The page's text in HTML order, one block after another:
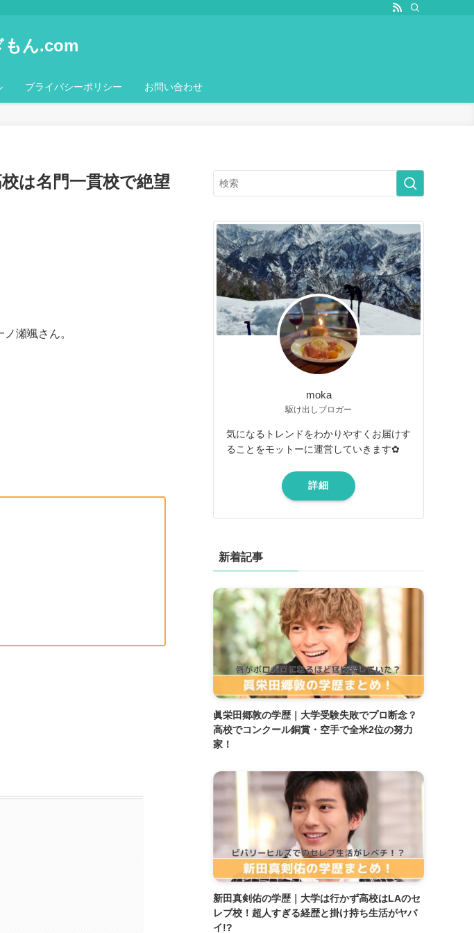
もん.com
プライバシーポリシー お問い合わせ
は名門一貫校で絶望
瀬颯さん。
moka
駆け出しブロガー
気になるトレンドをわかりやすくお届けす
ることをモットーに運営していきます✿
詳細
新着記事
眞栄田郷敦の学歴｜大学受験失敗でプロ断念？
高校でコンクール銅賞・空手で全米2位の努力
家！
新田真剣佑の学歴｜大学は行かず高校はLAのセ
レブ校！超人すぎる経歴と掛け持ち生活がヤバ
イ!?